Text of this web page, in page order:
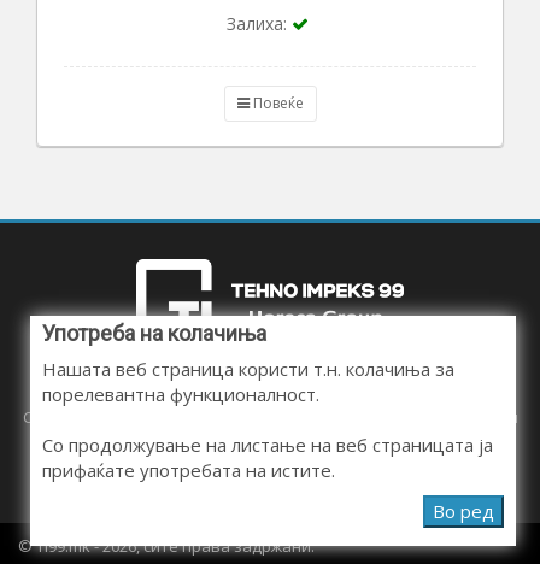
Употреба на колачиња
Нашата веб страница користи т.н. колачиња за
порелевантна функционалност.
Со продолжување на листање на веб страницата ја
прифаќате употребата на истите.
Во ред
Залиха:
Повеќе
Следете нé на социјалните мрежи и бидете во тек со сите наши
новини, промоции и попусти.
© Ti99.mk - 2026, сите права задржани.